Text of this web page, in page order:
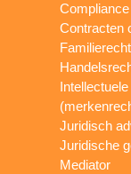
Contracten
Juridisch
Juridische
Mediator